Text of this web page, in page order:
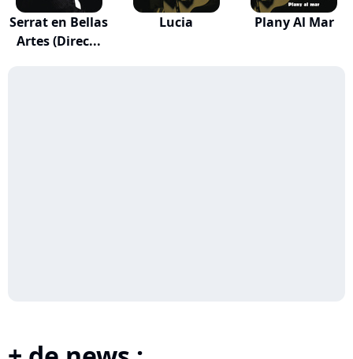
Serrat en Bellas
Artes (Direc...
Lucia Plany Al Mar